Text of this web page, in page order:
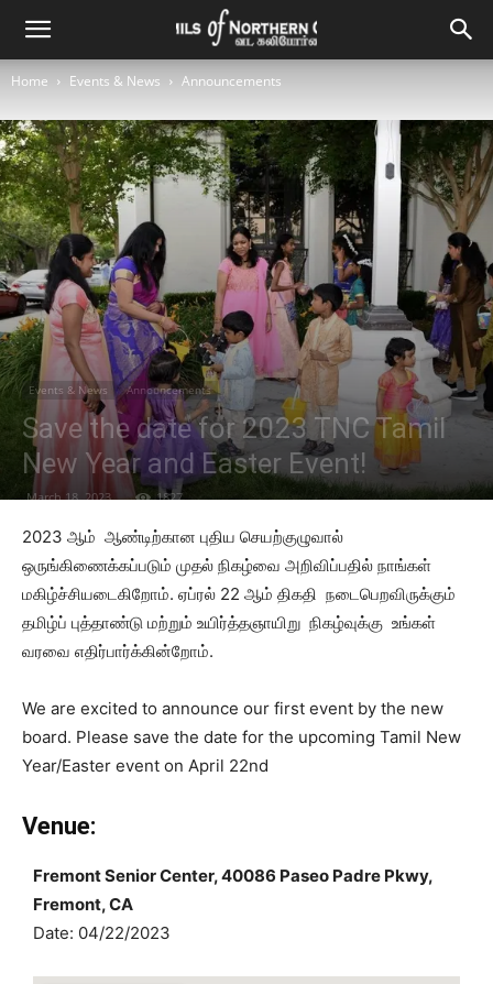
Home Events & News Announcements
Events & News Announcements
Save the date for 2023 TNC Tamil
New Year and Easter Event!
March 18, 2023 1827
2023 ஆம் ஆண்டிற்கான புதிய செயற்குழுவால்
ஒருங்கிணைக்கப்படும் முதல் நிகழ்வை அறிவிப்பதில் நாங்கள்
மகிழ்ச்சியடைகிறோம். ஏப்ரல் 22 ஆம் திகதி நடைபெறவிருக்கும்
தமிழ்ப் புத்தாண்டு மற்றும் உயிர்த்தஞாயிறு நிகழ்வுக்கு உங்கள்
வரவை எதிர்பார்க்கின்றோம்.
We are excited to announce our first event by the new
board. Please save the date for the upcoming Tamil New
Year/Easter event on April 22nd
Venue:
Fremont Senior Center, 40086 Paseo Padre Pkwy,
Fremont, CA
Date: 04/22/2023